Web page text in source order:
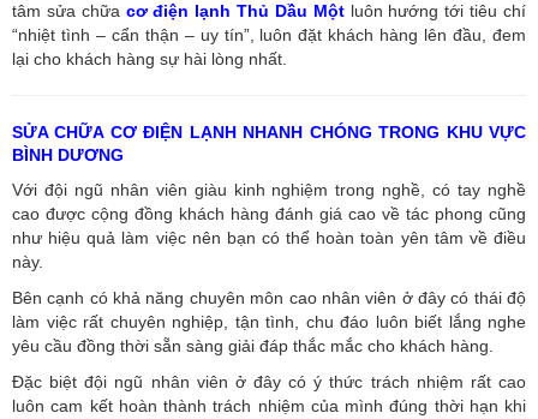
tâm sửa chữa cơ điện lạnh Thủ Dầu Mộtluôn hướng tới tiêu chí
“nhiệt tình – cẩn thận – uy tín”, luôn đặt khách hàng lên đầu, đem
lại cho khách hàng sự hài lòng nhất.
SỬA CHỮA CƠ ĐIỆN LẠNH NHANH CHÓNG TRONG KHU VỰC
BÌNH DƯƠNG
Với đội ngũ nhân viên giàu kinh nghiệm trong nghề, có tay nghề
cao được cộng đồng khách hàng đánh giá cao về tác phong cũng
như hiệu quả làm việc nên bạn có thể hoàn toàn yên tâm về điều
này.
Bên cạnh có khả năng chuyên môn cao nhân viên ở đây có thái độ
làm việc rất chuyên nghiệp, tận tình, chu đáo luôn biết lắng nghe
yêu cầu đồng thời sẵn sàng giải đáp thắc mắc cho khách hàng.
Đặc biệt đội ngũ nhân viên ở đây có ý thức trách nhiệm rất cao
luôn cam kết hoàn thành trách nhiệm của mình đúng thời hạn khi